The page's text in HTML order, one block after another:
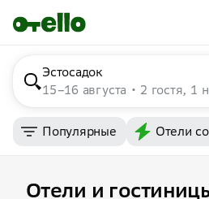
Эстосадок
15–16 августа
2 гостя, 1
Популярные Отели
Отели и